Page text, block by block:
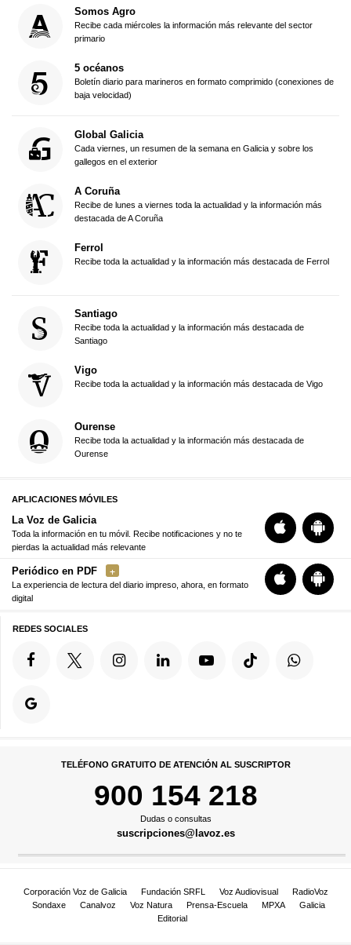
Somos Agro
Recibe cada miércoles la información más relevante del sector
primario
5 océanos
Boletín diario para marineros en formato comprimido (conexiones de
baja velocidad)
Global Galicia
Cada viernes, un resumen de la semana en Galicia y sobre los
gallegos en el exterior
A Coruña
Recibe de lunes a viernes toda la actualidad y la información más
destacada de A Coruña
Ferrol
Recibe toda la actualidad y la información más destacada de Ferrol
Santiago
Recibe toda la actualidad y la información más destacada de
Santiago
Vigo
Recibe toda la actualidad y la información más destacada de Vigo
Ourense
Recibe toda la actualidad y la información más destacada de
Ourense
APLICACIONES MÓVILES
La Voz de Galicia
Toda la información en tu móvil. Recibe notificaciones y no te
pierdas la actualidad más relevante
Periódico en PDF
La experiencia de lectura del diario impreso, ahora, en formato
digital
REDES SOCIALES
TELÉFONO GRATUITO DE ATENCIÓN AL SUSCRIPTOR
900 154 218
Dudas o consultas
suscripciones@lavoz.es
Corporación Voz de Galicia Fundación SRFL Voz Audiovisual
RadioVoz
Sondaxe
Canalvoz Voz Natura Prensa-Escuela MPXA
Galicia
Editorial